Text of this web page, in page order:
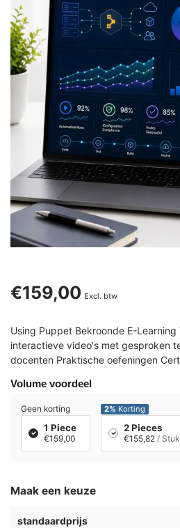
€159,00 Excl. btw
Using Puppet Bekroonde E-
interactieve video's met gesproken
docenten Praktische oefeningen
Volume voordeel
Geen korting
1 Piece
€159,00
2% Korting
2 Pieces
€155,82 / Stuk
Maak een keuze
standaardprijs